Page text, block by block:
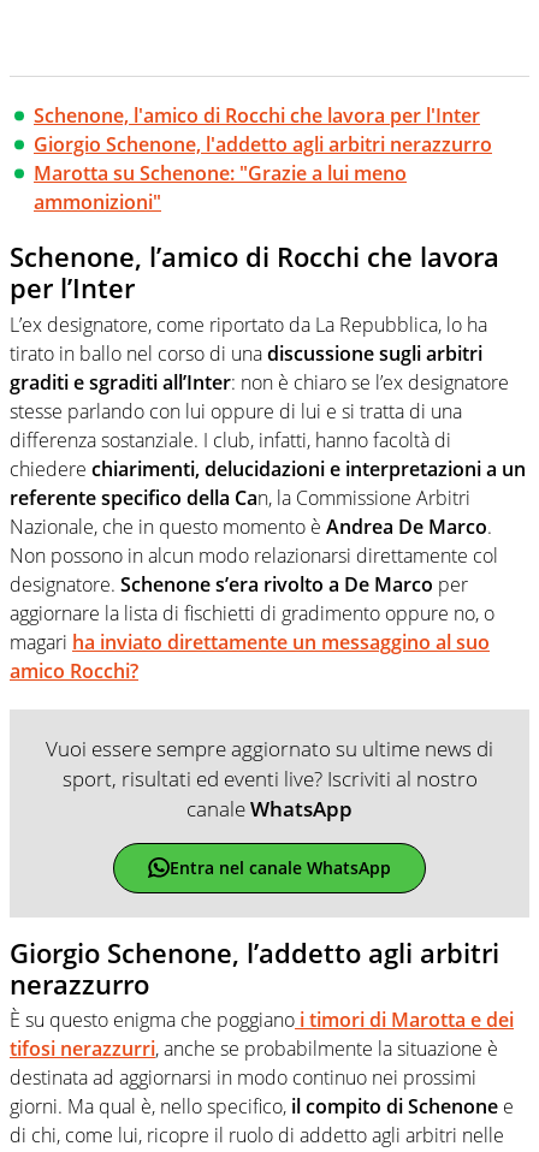
Schenone, l'amico di Rocchi che lavora per l'Inter
Giorgio Schenone, l'addetto agli arbitri nerazzurro
Marotta su Schenone: "Grazie a lui meno
ammonizioni"
Schenone, l’amico di Rocchi che lavora
per l’Inter
L’ex designatore, come riportato da La Repubblica, lo ha
tirato in ballo nel corso di unadiscussione sugli arbitri
graditi e sgraditi all’Inter: non è chiaro se l’ex designatore
stesse parlando con lui oppure di lui e si tratta di una
differenza sostanziale. I club, infatti, hanno facoltà di
chiedere chiarimenti, delucidazioni e interpretazioni a un
referente specifico della Can, la Commissione Arbitri
Nazionale, che in questo momento è Andrea De Marco.
Non possono in alcun modo relazionarsi direttamente col
designatore. Schenone s’era rivolto a De Marco per
aggiornare la lista di fischietti di gradimento oppure no, o
magari ha inviato direttamente un messaggino al suo
amico Rocchi?
Vuoi essere sempre aggiornato su ultime news di
sport, risultati ed eventi live? Iscriviti al nostro
canaleWhatsApp
Entra nel canale WhatsApp
Giorgio Schenone, l’addetto agli arbitri
nerazzurro
È su questo enigma che poggiano i timori di Marotta e dei
tifosi nerazzurri, anche se probabilmente la situazione è
destinata ad aggiornarsi in modo continuo nei prossimi
giorni. Ma qual è, nello specifico, il compito di Schenone e
di chi, come lui, ricopre il ruolo di addetto agli arbitri nelle